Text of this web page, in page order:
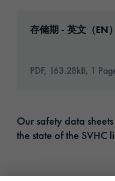
存储期 - 英文（EN）
PDF, 163.28kB, 1
Our safety data
the state of the SVHC